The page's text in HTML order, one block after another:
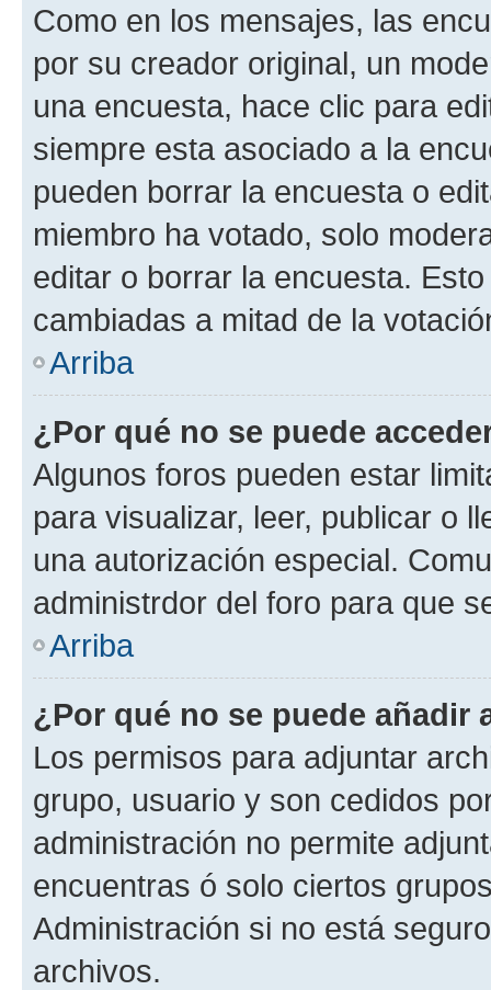
Como en los mensajes, las
por su creador original, un
una encuesta, hace clic para
siempre esta asociado a la
pueden borrar la encuesta o
miembro ha votado, solo
editar o borrar la encuesta.
cambiadas a mitad de la
Arriba
¿Por qué no se puede
Algunos foros pueden estar
para visualizar, leer, publicar o
una autorización especial.
administrdor del foro para que
Arriba
¿Por qué no se puede añadir
Los permisos para adjuntar
grupo, usuario y son cedidos
administración no permite
encuentras ó solo ciertos
Administración si no está
archivos.